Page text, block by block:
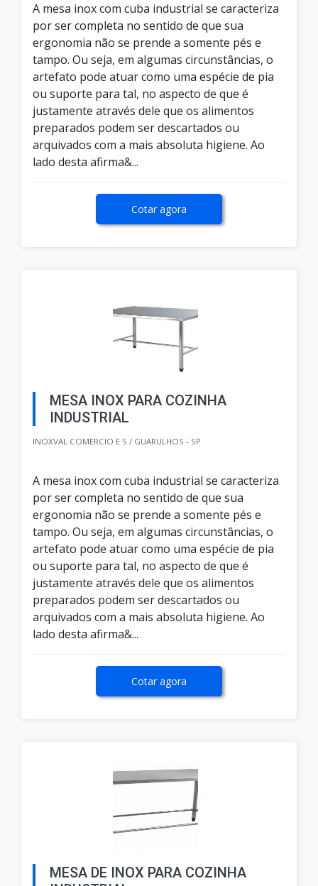
A mesa inox com cuba industrial se caracteriza
por ser completa no sentido de que sua
ergonomia não se prende a somente pés e
tampo. Ou seja, em algumas circunstâncias, o
artefato pode atuar como uma espécie de pia
ou suporte para tal, no aspecto de que é
justamente através dele que os alimentos
preparados podem ser descartados ou
arquivados com a mais absoluta higiene. Ao
lado desta afirma&...
Cotar agora
MESA INOX PARA COZINHA
INDUSTRIAL
INOXVAL COMERCIO E S / GUARULHOS - SP
A mesa inox com cuba industrial se caracteriza
por ser completa no sentido de que sua
ergonomia não se prende a somente pés e
tampo. Ou seja, em algumas circunstâncias, o
artefato pode atuar como uma espécie de pia
ou suporte para tal, no aspecto de que é
justamente através dele que os alimentos
preparados podem ser descartados ou
arquivados com a mais absoluta higiene. Ao
lado desta afirma&...
Cotar agora
MESA DE INOX PARA COZINHA